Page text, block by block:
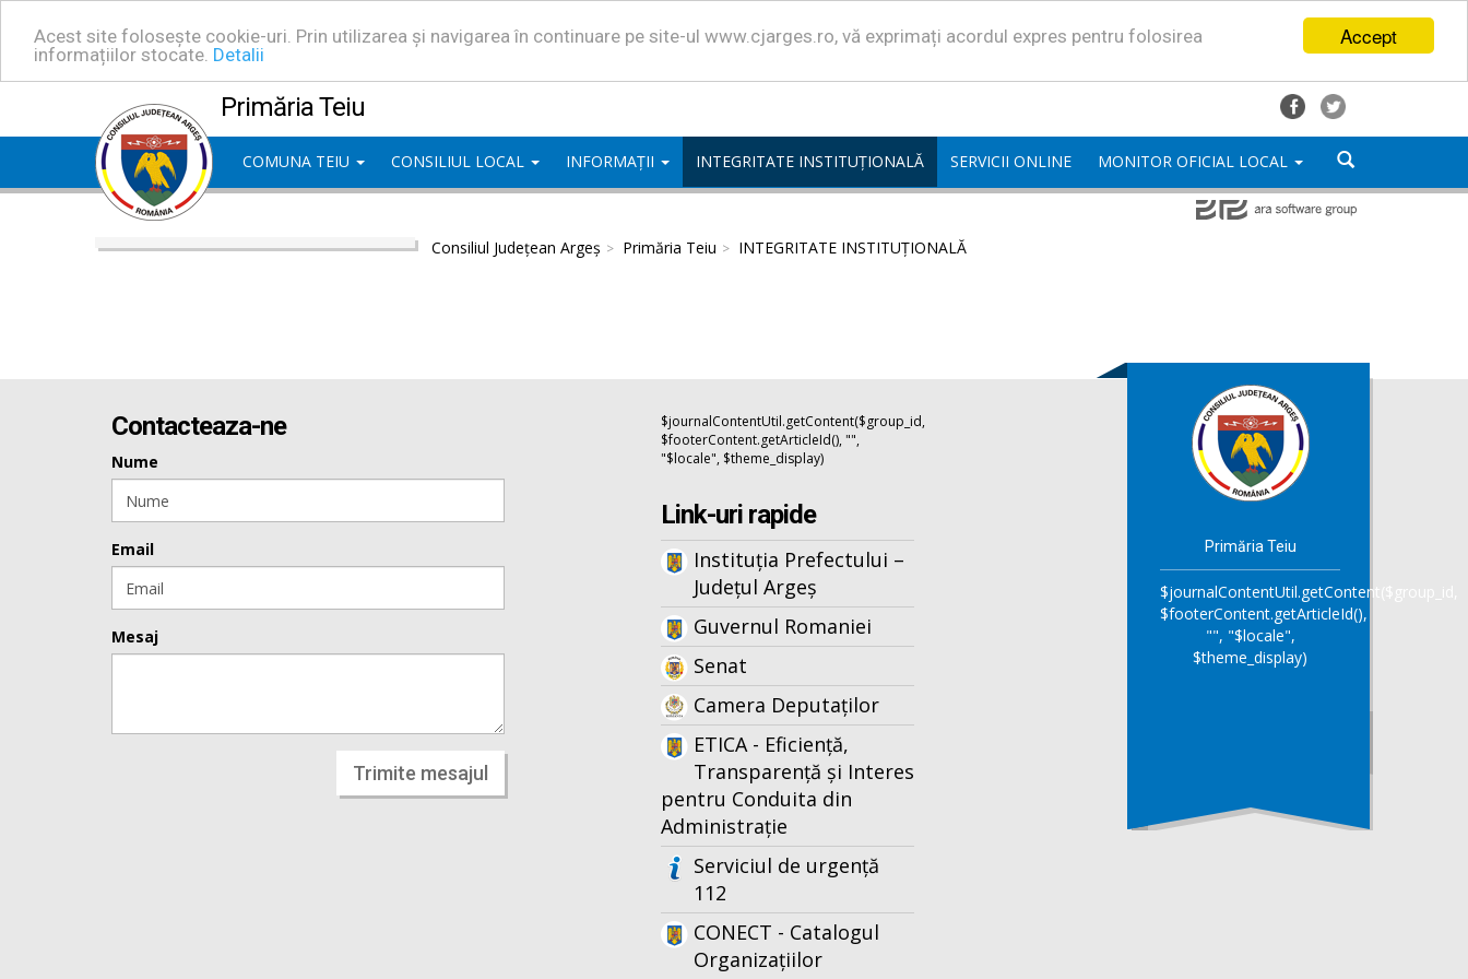
Accept
Acest site folosește cookie-uri. Prin utilizarea și navigarea în continuare pe site-ul www.cjarges.ro, vă exprimați acordul expres pentru folosirea
informațiilor stocate. Detalii
Primăria Teiu
COMUNA TEIU CONSILIUL LOCAL INFORMAȚII INTEGRITATE INSTITUȚIONALĂ SERVICII ONLINE MONITOR OFICIAL LOCAL
Consiliul Județean Argeș Primăria Teiu INTEGRITATE INSTITUȚIONALĂ
Contacteaza-ne
Nume
Email
Mesaj
Trimite mesajul
$journalContentUtil.getContent($group_id,
$footerContent.getArticleId(), "",
"$locale", $theme_display)
Link-uri rapide
Instituția Prefectului –
Județul Argeș
Guvernul Romaniei
Senat
Camera Deputaților
ETICA - Eficiență,
Transparență și Interes
pentru Conduita din
Administrație
Serviciul de urgență
112
CONECT - Catalogul
Organizațiilor
Primăria Teiu
$journalContentUtil.getContent($group_id,
$footerContent.getArticleId(),
"", "$locale",
$theme_display)